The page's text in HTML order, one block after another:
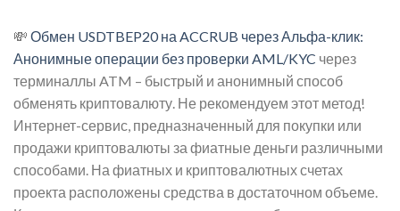
💸 Обмен USDTBEP20 на ACCRUB через Альфа-клик:
Анонимные операции без проверки AML/KYC через
терминаллы ATM – быстрый и анонимный способ
обменять криптовалюту. Не рекомендуем этот метод!
Интернет-сервис, предназначенный для покупки или
продажи криптовалюты за фиатные деньги различными
способами. На фиатных и криптовалютных счетах
проекта расположены средства в достаточном объеме.